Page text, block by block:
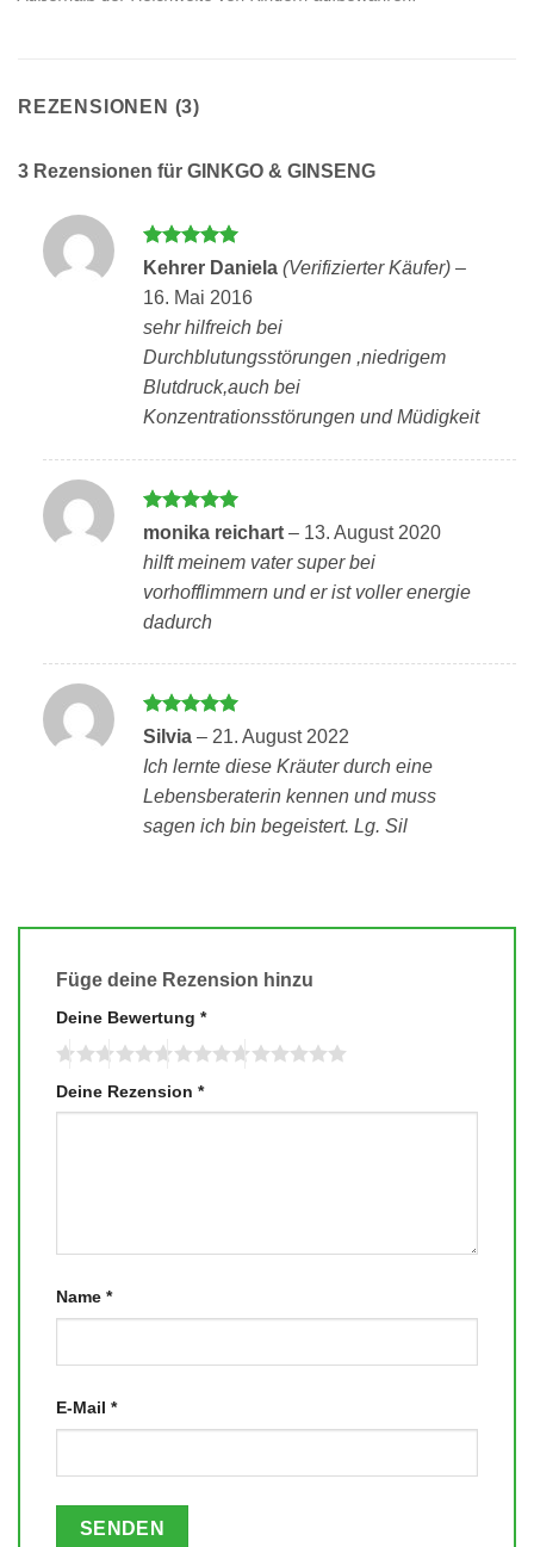
REZENSIONEN (3)
3 Rezensionen für GINKGO & GINSENG
Bewertet
5
Kehrer Daniela (Verifizierter Käufer) –
16. Mai 2016
sehr hilfreich bei
Durchblutungsstörungen ,niedrigem
Blutdruck,auch bei
Konzentrationsstörungen und Müdigkeit
Bewertet
mit5von
5
monika reichart – 13. August 2020
hilft meinem vater super bei
vorhofflimmern und er ist voller energie
dadurch
Bewertet
5
Silvia – 21. August 2022
Ich lernte diese Kräuter durch eine
Lebensberaterin kennen und muss
sagen ich bin begeistert. Lg. Sil
Füge deine Rezension hinzu
Deine Bewertung *
Deine Rezension *
Name *
E-Mail *